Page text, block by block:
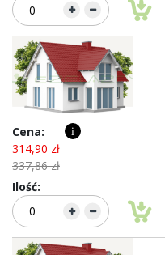
314,90 zł
337,86 zł
i